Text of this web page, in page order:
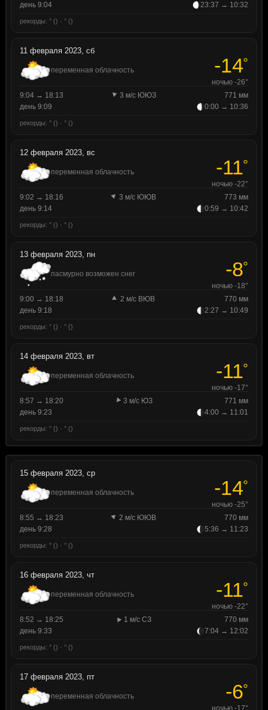
день 9:04
23:37 → 10:32
рекорды: ° () · ° ()
11 февраля 2023, сб
переменная облачность -14°
ночью -26°
9:04 → 18:13
3 м/с ЮЮЗ
771 мм
день 9:09
0:00 → 10:36
рекорды: ° () · ° ()
12 февраля 2023, вс
переменная облачность -11°
ночью -22°
9:02 → 18:16
3 м/с ЮЮВ
773 мм
день 9:14
0:59 → 10:42
рекорды: ° () · ° ()
13 февраля 2023, пн
пасмурно возможен снег -8°
ночью -18°
9:00 → 18:18
2 м/с ВЮВ
770 мм
день 9:18
2:27 → 10:49
рекорды: ° () · ° ()
14 февраля 2023, вт
переменная облачность -11°
ночью -17°
8:57 → 18:20
3 м/с ЮЗ
771 мм
день 9:23
4:00 → 11:01
рекорды: ° () · ° ()
15 февраля 2023, ср
переменная облачность -14°
ночью -25°
8:55 → 18:23
2 м/с ЮЮВ
770 мм
день 9:28
5:36 → 11:23
рекорды: ° () · ° ()
16 февраля 2023, чт
переменная облачность -11°
ночью -22°
8:52 → 18:25
1 м/с СЗ
770 мм
день 9:33
7:04 → 12:02
рекорды: ° () · ° ()
17 февраля 2023, пт
переменная облачность -6°